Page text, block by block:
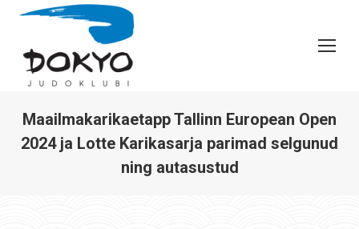
Maailmakarikaetapp Tallinn European Open
2024 ja Lotte Karikasarja parimad selgunud
ning autasustud